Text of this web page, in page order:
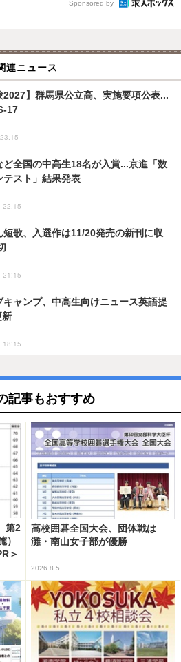
Sponsored by
連ニュース
2027】群馬県公立高、実施要項公表...
17
ど全国の中高生18名が入賞...京進「数
テスト」結果発表
22:15
短歌、入選作は11/20発売の新刊に収
21:15
キャンプ、中高生向けニュース英語提
新
18:15
記事もおすすめ
第2
）
＞
高校囲碁全国大会、団体戦は
灘・南山女子部が優勝
2026.8.5